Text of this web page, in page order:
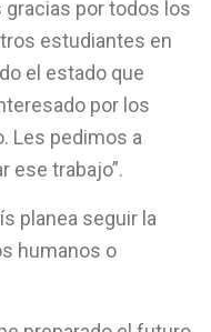
gracias por todos los
estudiantes en
el estado que
por los
Les pedimos a
ese trabajo”.
planea seguir la
humanos o